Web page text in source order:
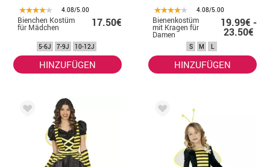
4.08/5.00
Bienchen Kostüm
für Mädchen 17.50€
5-6J 7-9J 10-12J
HINZUFÜGEN
4.08/5.00
Bienenkostüm
mit Kragen für
Damen
19.99€ -
23.50€
S M L
HINZUFÜGEN